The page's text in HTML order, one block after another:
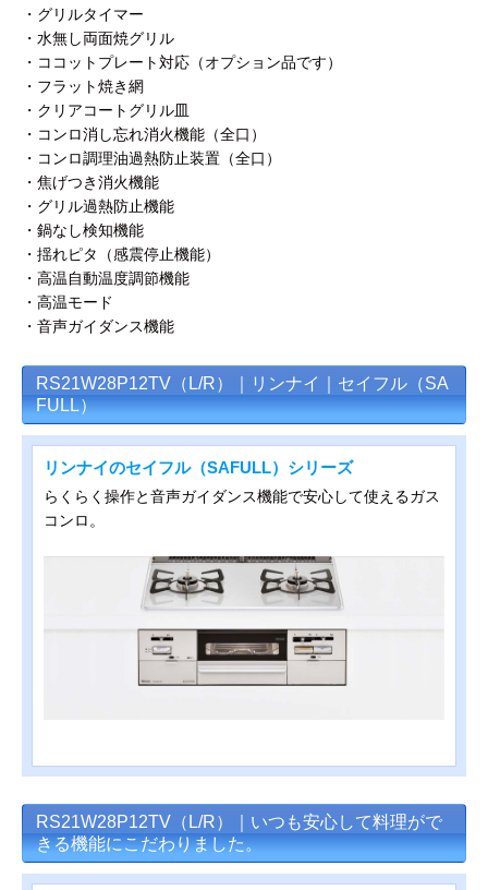
・グリルタイマー
・水無し両面焼グリル
・ココットプレート対応（オプション品です）
・フラット焼き網
・クリアコートグリル皿
・コンロ消し忘れ消火機能（全口）
・コンロ調理油過熱防止装置（全口）
・焦げつき消火機能
・グリル過熱防止機能
・鍋なし検知機能
・揺れピタ（感震停止機能）
・高温自動温度調節機能
・高温モード
・音声ガイダンス機能
RS21W28P12TV（L/R）｜リンナイ｜セイフル（SA
FULL）
リンナイのセイフル（SAFULL）シリーズ
らくらく操作と音声ガイダンス機能で安心して使えるガス
コンロ。
RS21W28P12TV（L/R）｜いつも安心して料理がで
きる機能にこだわりました。